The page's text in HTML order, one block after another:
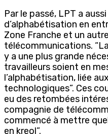
Par le passé, LPT a
d’alphabétisation en
Zone Franche et un
télécommunications.
y a une plus grande
travailleurs soient en
l’alphabétisation, liée
technologiques”. Ces
eu des retombées
compagnie de
commencé à mettre
en kreol”.